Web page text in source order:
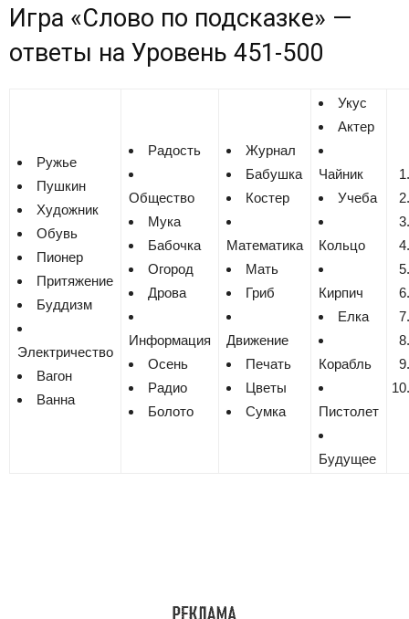
Игра «Cлово по подсказке» —
ответы на Уровень 451-500
Ружье
Пушкин
Художник
Обувь
Пионер
Притяжение
Буддизм
Электричество
Вагон
Ванна
Радость
Общество
Мука
Бабочка
Огород
Дрова
Информация
Осень
Радио
Болото
Журнал
Бабушка
Костер
Математика
Мать
Гриб
Движение
Печать
Цветы
Сумка
Укус
Актер
Чайник
Учеба
Кольцо
Кирпич
Елка
Корабль
Пистолет
Будущее